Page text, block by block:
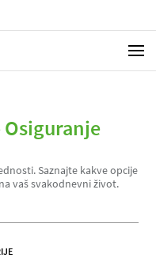
Osiguranje
Saznajte kakve opcije
vaš svakodnevni život.